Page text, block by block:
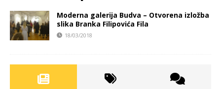
Moderna galerija Budva – Otvorena izložba
slika Branka Filipovića Fila
18/03/2018